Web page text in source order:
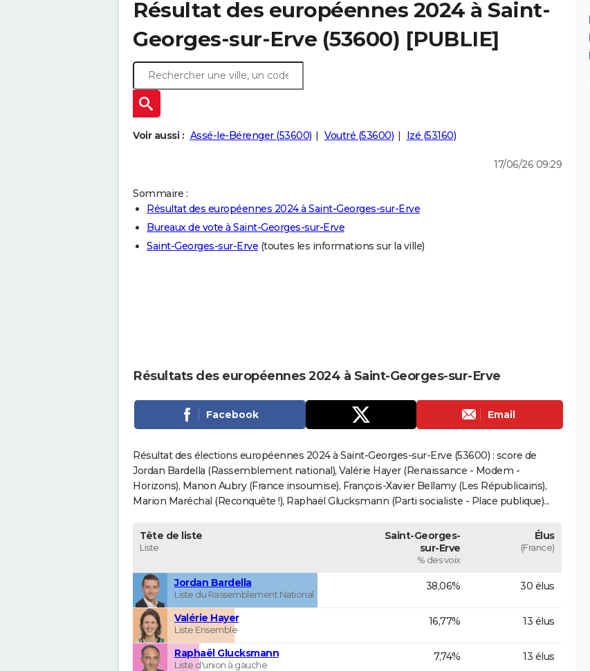
Résultat des européennes 2024 à Saint-
Georges-sur-Erve (53600) [PUBLIE]
Voir aussi : Assé-le-Bérenger (53600) Voutré (53600) Izé (53160)
17/06/26 09:29
Sommaire :
Résultat des européennes 2024 à Saint-Georges-sur-Erve
Bureaux de vote à Saint-Georges-sur-Erve
Saint-Georges-sur-Erve (toutes les informations sur la ville)
Résultats des européennes 2024 à Saint-Georges-sur-Erve
Facebook Email
Résultat des élections européennes 2024 à Saint-Georges-sur-Erve (53600) : score de
Jordan Bardella (Rassemblement national), Valérie Hayer (Renaissance - Modem -
Horizons), Manon Aubry (France insoumise), François-Xavier Bellamy (Les Républicains),
Marion Maréchal (Reconquête !), Raphaël Glucksmann (Parti socialiste - Place publique)...
Tête de liste
Liste
Saint-Georges-
sur-Erve
% des voix
Élus
(France)
Jordan Bardella
Liste du Rassemblement National
38,06% 30 élus
Valérie Hayer
Liste Ensemble
16,77% 13 élus
Raphaël Glucksmann
Liste d'union à gauche
7,74% 13 élus